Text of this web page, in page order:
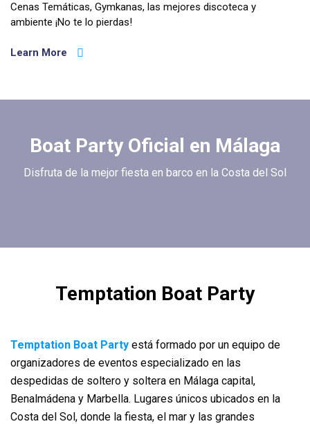
Despedidas de Soltera en
Cenas Temáticas, Gymkanas, las mejores discoteca y
ambiente ¡No te lo pierdas!
Learn More
Boat Party Oficial en Málaga
Disfruta de la mejor fiesta en barco en la Costa del Sol
Temptation Boat Party
Temptation Boat Party está formado por un equipo de
organizadores de eventos especializado en las
despedidas de soltero y soltera en Málaga capital,
Benalmádena y Marbella. Lugares únicos ubicados en la
Costa del Sol, donde la fiesta, el mar y las grandes